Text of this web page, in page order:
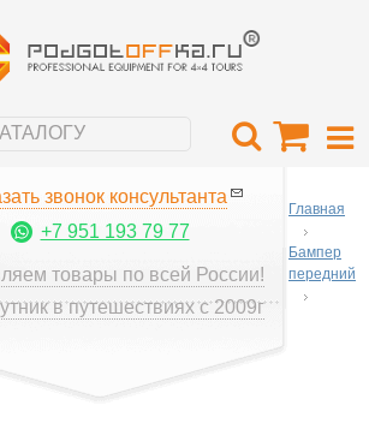
звонок консультанта
+7 951 193 79 77
товары по всей России!
в путешествиях с 2009г
Главная
Бампер
передний